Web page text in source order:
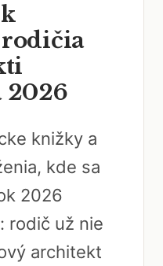
2026
knižky a
kde sa
2026
rodič už nie
architekt